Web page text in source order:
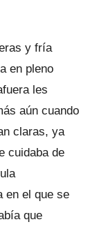
y fría
en pleno
les
aún cuando
claras, ya
cuidaba de
en el que se
que